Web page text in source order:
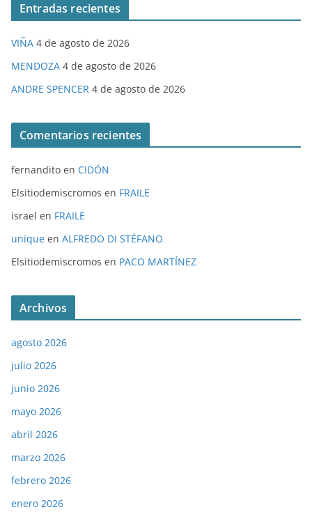
Entradas recientes
VIÑA 4 de agosto de 2026
MENDOZA 4 de agosto de 2026
ANDRE SPENCER 4 de agosto de 2026
Comentarios recientes
fernandito en CIDÓN
Elsitiodemiscromos en FRAILE
israel en FRAILE
unique en ALFREDO DI STÉFANO
Elsitiodemiscromos en PACO MARTÍNEZ
Archivos
agosto 2026
julio 2026
junio 2026
mayo 2026
abril 2026
marzo 2026
febrero 2026
enero 2026